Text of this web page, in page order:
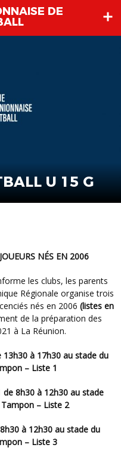
DE
U 15 G
NÉS EN 2006
Régionale organise trois
nés en 2006 (listes en
de la préparation des
à La Réunion.
– Liste 1
– Liste 2
– Liste 3